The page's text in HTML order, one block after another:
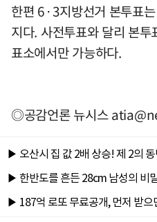
한편 6·3지방선거 본투표
지다. 사전투표와 달리 본
표소에서만 가능하다.
◎공감언론 뉴시스